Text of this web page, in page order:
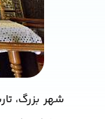
شهر بزرگ،